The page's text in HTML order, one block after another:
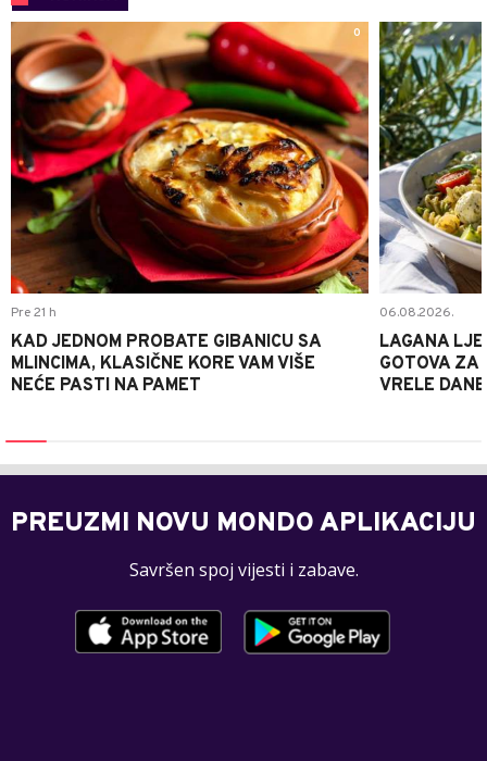
0
Pre 21 h
KAD JEDNOM PROBATE GIBANICU SA
MLINCIMA, KLASIČNE KORE VAM VIŠE
NEĆE PASTI NA PAMET
06.08.2026.
LAGANA
GOTOVA ZA
VRELE DANE
PREUZMI NOVU MONDO APLIKACIJU
Savršen spoj vijesti i zabave.